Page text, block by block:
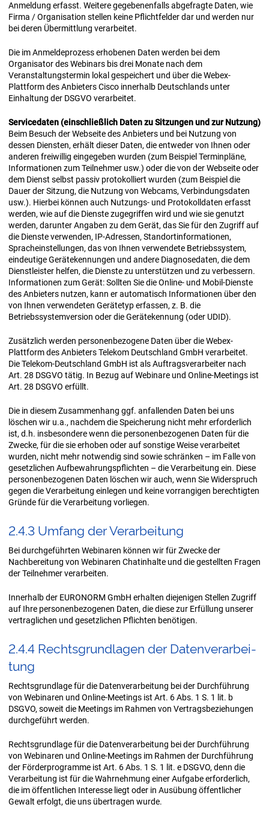
Anmeldung erfasst. Weitere gegebenenfalls abgefragte Daten, wie
Firma / Organisation stellen keine Pflichtfelder dar und werden nur
bei deren Übermittlung verarbeitet.
Die im Anmeldeprozess erhobenen Daten werden bei dem
Organisator des Webinars bis drei Monate nach dem
Veranstaltungstermin lokal gespeichert und über die Webex-
Plattform des Anbieters Cisco innerhalb Deutschlands unter
Einhaltung der DSGVO verarbeitet.
Servicedaten (einschließlich Daten zu Sitzungen und zur Nutzung)
Beim Besuch der Webseite des Anbieters und bei Nutzung von
dessen Diensten, erhält dieser Daten, die entweder von Ihnen oder
anderen freiwillig eingegeben wurden (zum Beispiel Terminpläne,
Informationen zum Teilnehmer usw.) oder die von der Webseite oder
dem Dienst selbst passiv protokolliert wurden (zum Beispiel die
Dauer der Sitzung, die Nutzung von Webcams, Verbindungsdaten
usw.). Hierbei können auch Nutzungs- und Protokolldaten erfasst
werden, wie auf die Dienste zugegriffen wird und wie sie genutzt
werden, darunter Angaben zu dem Gerät, das Sie für den Zugriff auf
die Dienste verwenden, IP-Adressen, Standortinformationen,
Spracheinstellungen, das von Ihnen verwendete Betriebssystem,
eindeutige Gerätekennungen und andere Diagnosedaten, die dem
Dienstleister helfen, die Dienste zu unterstützen und zu verbessern.
Informationen zum Gerät: Sollten Sie die Online- und Mobil-Dienste
des Anbieters nutzen, kann er automatisch Informationen über den
von Ihnen verwendeten Gerätetyp erfassen, z. B. die
Betriebssystemversion oder die Gerätekennung (oder UDID).
Zusätzlich werden personenbezogene Daten über die Webex-
Plattform des Anbieters Telekom Deutschland GmbH verarbeitet.
Die Telekom-Deutschland GmbH ist als Auftragsverarbeiter nach
Art. 28 DSGVO tätig. In Bezug auf Webinare und Online-Meetings ist
Art. 28 DSGVO erfüllt.
Die in diesem Zusammenhang ggf. anfallenden Daten bei uns
löschen wir u.a., nachdem die Speicherung nicht mehr erforderlich
ist, d.h. insbesondere wenn die personenbezogenen Daten für die
Zwecke, für die sie erhoben oder auf sonstige Weise verarbeitet
wurden, nicht mehr notwendig sind sowie schränken – im Falle von
gesetzlichen Aufbewahrungspflichten – die Verarbeitung ein. Diese
personenbezogenen Daten löschen wir auch, wenn Sie Widerspruch
gegen die Verarbeitung einlegen und keine vorrangigen berechtigten
Gründe für die Verarbeitung vorliegen.
2.4.3 Um­fang der Ver­ar­bei­tung
Bei durchgeführten Webinaren können wir für Zwecke der
Nachbereitung von Webinaren Chatinhalte und die gestellten Fragen
der Teilnehmer verarbeiten.
Innerhalb der EURONORM GmbH erhalten diejenigen Stellen Zugriff
auf Ihre personenbezogenen Daten, die diese zur Erfüllung unserer
vertraglichen und gesetzlichen Pflichten benötigen.
2.4.4 Rechts­grund­la­gen der Da­ten­ver­ar­bei­
tung
Rechtsgrundlage für die Datenverarbeitung bei der Durchführung
von Webinaren und Online-Meetings ist Art. 6 Abs. 1 S. 1 lit. b
DSGVO, soweit die Meetings im Rahmen von Vertragsbeziehungen
durchgeführt werden.
Rechtsgrundlage für die Datenverarbeitung bei der Durchführung
von Webinaren und Online-Meetings im Rahmen der Durchführung
der Förderprogramme ist Art. 6 Abs. 1 S. 1 lit. e DSGVO, denn die
Verarbeitung ist für die Wahrnehmung einer Aufgabe erforderlich,
die im öffentlichen Interesse liegt oder in Ausübung öffentlicher
Gewalt erfolgt, die uns übertragen wurde.